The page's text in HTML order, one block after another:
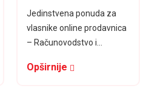
Jedinstvena ponuda za
vlasnike online prodavnica
– Računovodstvo i
Opširnije